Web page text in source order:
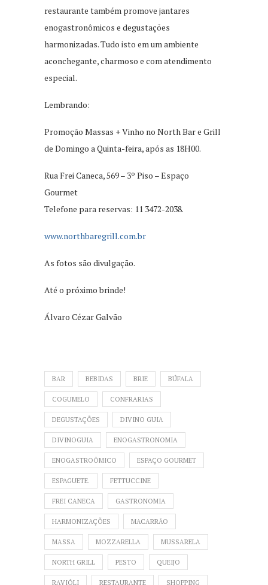
restaurante também promove jantares
enogastronômicos e degustações
harmonizadas. Tudo isto em um ambiente
aconchegante, charmoso e com atendimento
especial.
Lembrando:
Promoção Massas + Vinho no North Bar e Grill
de Domingo a Quinta-feira, após as 18H00.
Rua Frei Caneca, 569 – 3º Piso – Espaço
Gourmet
Telefone para reservas: 11 3472-2038.
www.northbaregrill.com.br
As fotos são divulgação.
Até o próximo brinde!
Álvaro Cézar Galvão
BAR BEBIDAS BRIE BÚFALA
COGUMELO CONFRARIAS
DEGUSTAÇÕES DIVINO GUIA
DIVINOGUIA ENOGASTRONOMIA
ENOGASTROÔMICO ESPAÇO GOURMET
ESPAGUETE. FETTUCCINE
FREI CANECA GASTRONOMIA
HARMONIZAÇÕES MACARRÃO
MASSA MOZZARELLA MUSSARELA
NORTH GRILL PESTO QUEIJO
RAVIÓLI RESTAURANTE SHOPPING